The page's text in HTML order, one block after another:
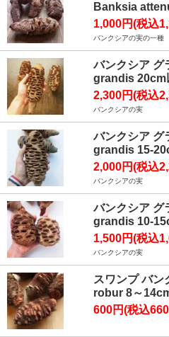
Banksia
1,000円(税込
バンクシアの実の一種
バンクシア
grandis 20cm
2,300円(税込
バンクシアの実
バンクシア
grandis 15-
2,000円(税込
バンクシアの実
バンクシア
grandis 10-
1,500円(税込
バンクシアの実
スワンプ バ
robur 8～
600円(税込